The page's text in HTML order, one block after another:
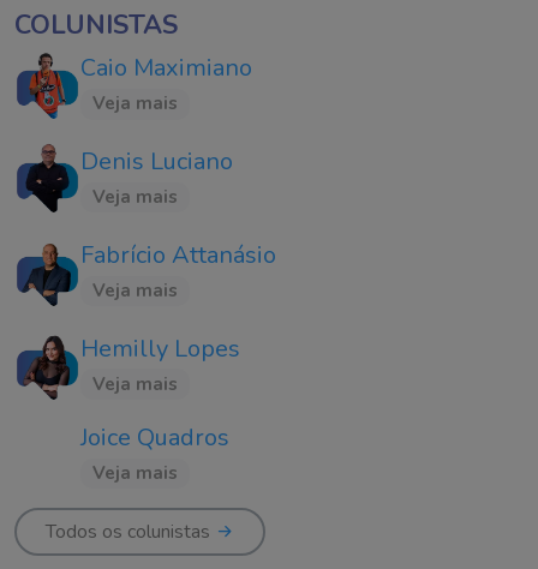
COLUNISTAS
Caio Maximiano
Veja mais
Denis Luciano
Veja mais
Fabrício Attanásio
Veja mais
Hemilly Lopes
Veja mais
Joice Quadros
Veja mais
Todos os colunistas